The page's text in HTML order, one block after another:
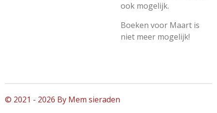
ook mogelijk.
Boeken voor Maart is
niet meer mogelijk!
© 2021 - 2026 By Mem sieraden